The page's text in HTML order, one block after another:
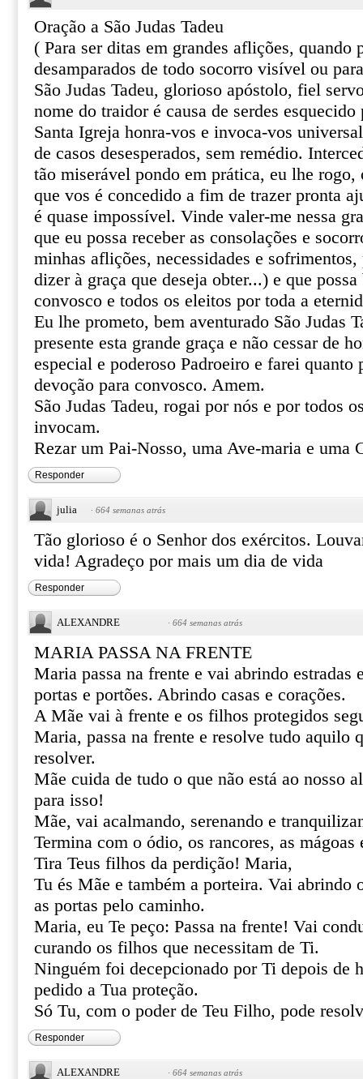
Oração a São Judas Tadeu
( Para ser ditas em grandes aflições, quando
desamparados de todo socorro visível ou
São Judas Tadeu, glorioso apóstolo, fiel
nome do traidor é causa de serdes
Santa Igreja honra-vos e invoca-vos
de casos desesperados, sem remédio.
tão miserável pondo em prática, eu lhe
que vos é concedido a fim de trazer pronta
é quase impossível. Vinde valer-me nessa
que eu possa receber as consolações e
minhas aflições, necessidades e
dizer à graça que deseja obter...) e que
convosco e todos os eleitos por toda a
Eu lhe prometo, bem aventurado São Judas
presente esta grande graça e não cessar de
especial e poderoso Padroeiro e farei quanto
devoção para convosco. Amem.
São Judas Tadeu, rogai por nós e por todos
invocam.
Rezar um Pai-Nosso, uma Ave-maria e uma
Responder
julia · 664 semanas atrás
Tão glorioso é o Senhor dos exércitos.
vida! Agradeço por mais um dia de vida
Responder
ALEXANDRE · 664 semanas atrás
MARIA PASSA NA FRENTE
Maria passa na frente e vai abrindo estradas
portas e portões. Abrindo casas e corações.
A Mãe vai à frente e os filhos protegidos
Maria, passa na frente e resolve tudo aquilo
resolver.
Mãe cuida de tudo o que não está ao nosso
para isso!
Mãe, vai acalmando, serenando e
Termina com o ódio, os rancores, as mágoas
Tira Teus filhos da perdição! Maria,
Tu és Mãe e também a porteira. Vai abrindo
as portas pelo caminho.
Maria, eu Te peço: Passa na frente! Vai
curando os filhos que necessitam de Ti.
Ninguém foi decepcionado por Ti depois de
pedido a Tua proteção.
Só Tu, com o poder de Teu Filho, pode
Responder
ALEXANDRE · 664 semanas atrás